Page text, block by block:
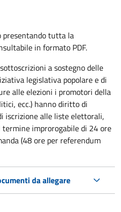
presentando tutta la
in formato PDF.
a sostegno delle
legislativa popolare e di
alle elezioni i promotori della
ecc.) hanno diritto di
alle liste elettorali,
improrogabile di 24 ore
(48 ore per referendum
da allegare